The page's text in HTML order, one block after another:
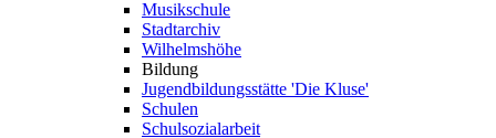
Musikschule
Stadtarchiv
Wilhelmshöhe
Bildung
Jugendbildungsstätte 'Die Kluse'
Schulen
Schulsozialarbeit